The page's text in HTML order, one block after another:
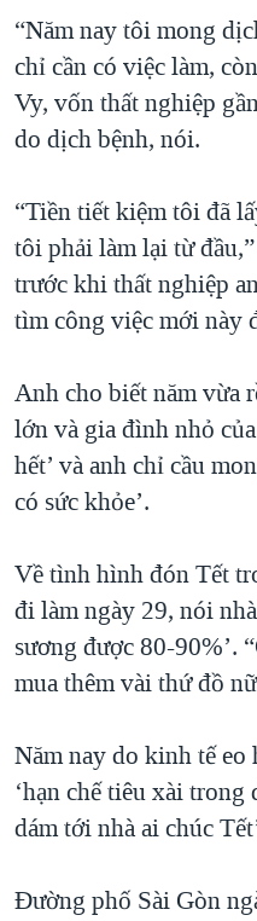
“Năm nay tôi mong
chỉ cần có việc làm,
Vy, vốn thất nghiệp
do dịch bệnh, nói.
“Tiền tiết kiệm tôi đã
tôi phải làm lại từ
trước khi thất nghiệp
tìm công việc mới này
Anh cho biết năm vừa
lớn và gia đình nhỏ
hết’ và anh chỉ cầu
có sức khỏe’.
Về tình hình đón Tết
đi làm ngày 29, nói
sương được 80-90%’.
mua thêm vài thứ đồ
Năm nay do kinh tế eo
‘hạn chế tiêu xài
dám tới nhà ai chúc
Đường phố Sài Gòn